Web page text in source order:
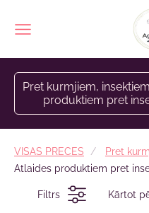
Pret kurmjiem,
produktiem pret
VISAS PRECES
Pret
Atlaides produktiem pret
Filtrs Kārtot